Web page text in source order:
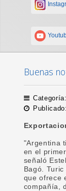
Buenas
Categoría:
"Argentina
en el
señaló
Bagó.
que ofrece
compañía,